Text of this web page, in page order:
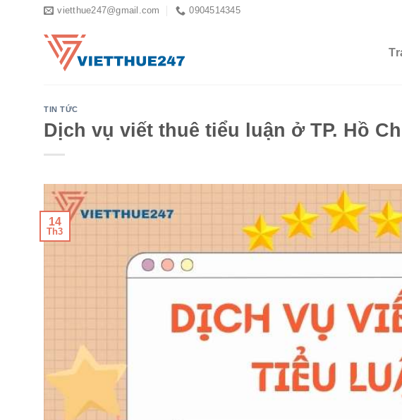
vietthue247@gmail.com 0904514345
TIN TỨC
Dịch vụ viết thuê tiểu luận ở TP. Hồ
14
Th3